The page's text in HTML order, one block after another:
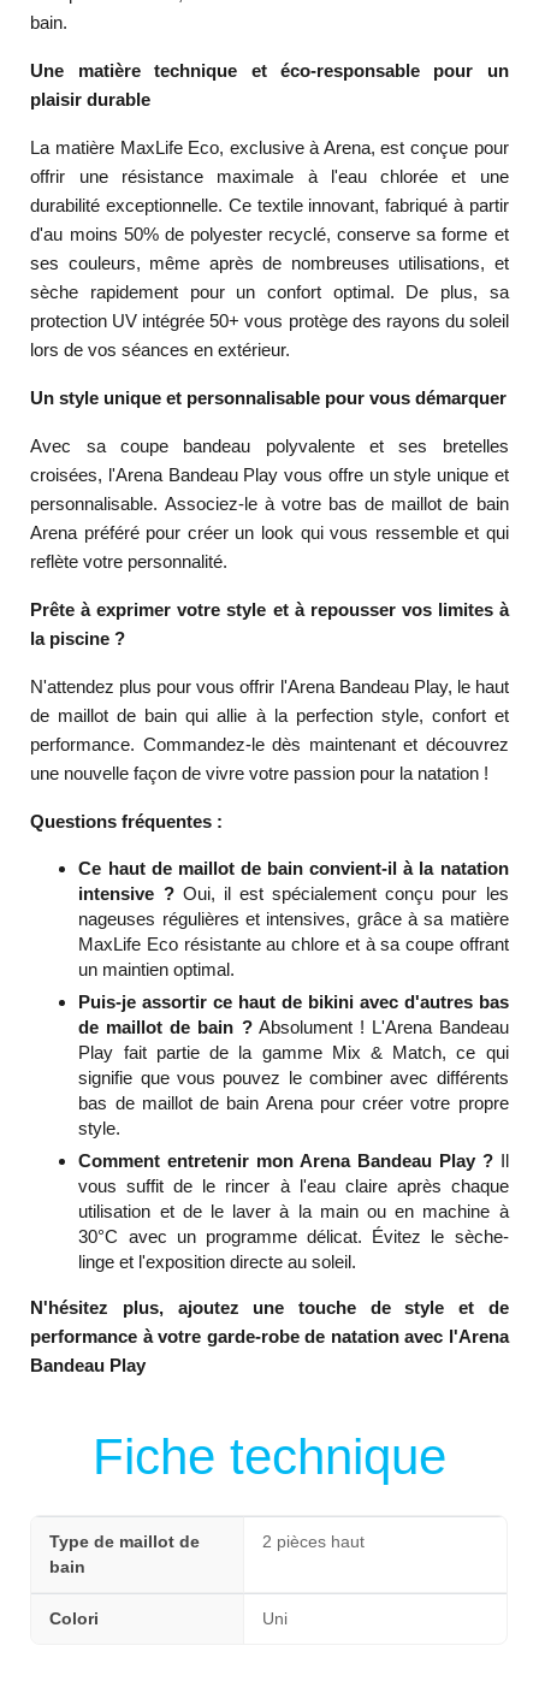
bain.
Une matière technique et éco-responsable pour un
plaisir durable
La matière MaxLife Eco, exclusive à Arena, est conçue pour
offrir une résistance maximale à l'eau chlorée et une
durabilité exceptionnelle. Ce textile innovant, fabriqué à partir
d'au moins 50% de polyester recyclé, conserve sa forme et
ses couleurs, même après de nombreuses utilisations, et
sèche rapidement pour un confort optimal. De plus, sa
protection UV intégrée 50+ vous protège des rayons du soleil
lors de vos séances en extérieur.
Un style unique et personnalisable pour vous démarquer
Avec sa coupe bandeau polyvalente et ses bretelles
croisées, l'Arena Bandeau Play vous offre un style unique et
personnalisable. Associez-le à votre bas de maillot de bain
Arena préféré pour créer un look qui vous ressemble et qui
reflète votre personnalité.
Prête à exprimer votre style et à repousser vos limites à
la piscine ?
N'attendez plus pour vous offrir l'Arena Bandeau Play, le haut
de maillot de bain qui allie à la perfection style, confort et
performance. Commandez-le dès maintenant et découvrez
une nouvelle façon de vivre votre passion pour la natation !
Questions fréquentes :
Ce haut de maillot de bain convient-il à la natation
intensive ?Oui, il est spécialement conçu pour les
nageuses régulières et intensives, grâce à sa matière
MaxLife Eco résistante au chlore et à sa coupe offrant
un maintien optimal.
Puis-je assortir ce haut de bikini avec d'autres bas
de maillot de bain ?Absolument ! L'Arena Bandeau
Play fait partie de la gamme Mix & Match, ce qui
signifie que vous pouvez le combiner avec différents
bas de maillot de bain Arena pour créer votre propre
style.
Comment entretenir mon Arena Bandeau Play ?Il
vous suffit de le rincer à l'eau claire après chaque
utilisation et de le laver à la main ou en machine à
30°C avec un programme délicat. Évitez le sèche-
linge et l'exposition directe au soleil.
N'hésitez plus, ajoutez une touche de style et de
performance à votre garde-robe de natation avec l'Arena
Bandeau Play
Fiche technique
Type de maillot de
bain
2 pièces haut
Colori Uni